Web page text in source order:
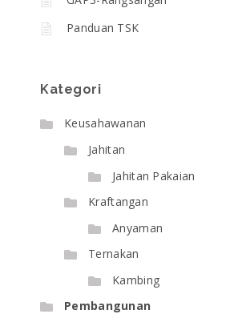
Panduan TSK
Kategori
Keusahawanan
Jahitan
Jahitan Pakaian
Kraftangan
Anyaman
Ternakan
Kambing
Pembangunan